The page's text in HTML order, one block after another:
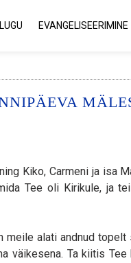
EVANGELISEERIMINE
Kiko, Carmeni ja isa
Tee oli Kirikule, ja
alati andnud
väikesena. Ta kiitis